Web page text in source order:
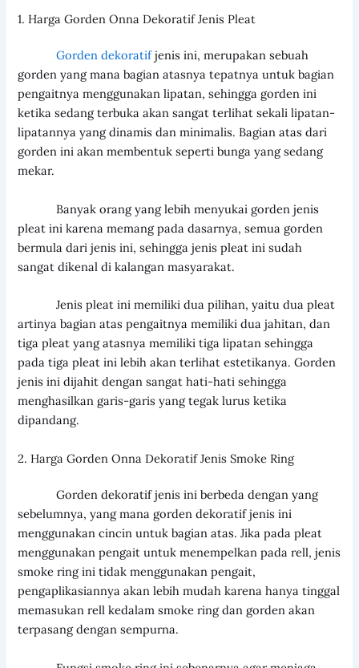
1. Harga Gorden Onna Dekoratif Jenis Pleat
Gorden dekoratifjenis ini, merupakan sebuah
gorden yang mana bagian atasnya tepatnya untuk bagian
pengaitnya menggunakan lipatan, sehingga gorden ini
ketika sedang terbuka akan sangat terlihat sekali lipatan-
lipatannya yang dinamis dan minimalis. Bagian atas dari
gorden ini akan membentuk seperti bunga yang sedang
mekar.
Banyak orang yang lebih menyukai gorden jenis
pleat ini karena memang pada dasarnya, semua gorden
bermula dari jenis ini, sehingga jenis pleat ini sudah
sangat dikenal di kalangan masyarakat.
Jenis pleat ini memiliki dua pilihan, yaitu dua pleat
artinya bagian atas pengaitnya memiliki dua jahitan, dan
tiga pleat yang atasnya memiliki tiga lipatan sehingga
pada tiga pleat ini lebih akan terlihat estetikanya. Gorden
jenis ini dijahit dengan sangat hati-hati sehingga
menghasilkan garis-garis yang tegak lurus ketika
dipandang.
2. Harga Gorden Onna Dekoratif Jenis Smoke Ring
Gorden dekoratif jenis ini berbeda dengan yang
sebelumnya, yang mana gorden dekoratif jenis ini
menggunakan cincin untuk bagian atas. Jika pada pleat
menggunakan pengait untuk menempelkan pada rell, jenis
smoke ring ini tidak menggunakan pengait,
pengaplikasiannya akan lebih mudah karena hanya tinggal
memasukan rell kedalam smoke ring dan gorden akan
terpasang dengan sempurna.